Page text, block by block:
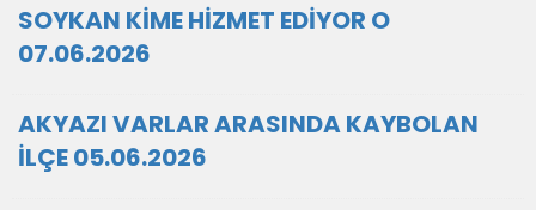
SOYKAN KİME HİZMET EDİYOR O
07.06.2026
AKYAZI VARLAR ARASINDA KAYBOLAN
İLÇE 05.06.2026